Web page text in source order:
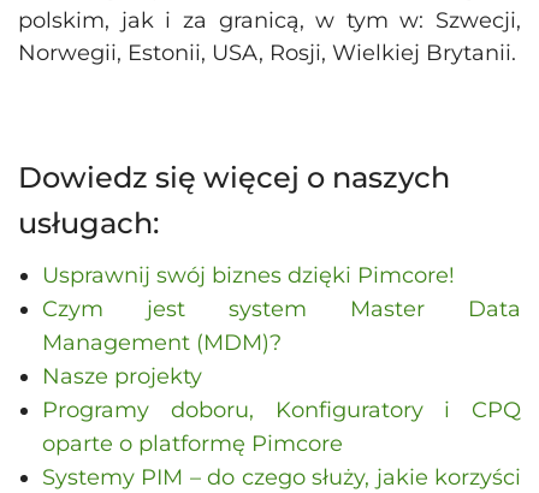
polskim, jak i za granicą, w tym w: Szwecji,
Norwegii, Estonii, USA, Rosji, Wielkiej Brytanii.
Dowiedz się więcej o naszych
usługach:
Usprawnij swój biznes dzięki Pimcore!
Czym jest system Master Data
Management (MDM)?
Nasze projekty
Programy doboru, Konfiguratory i CPQ
oparte o platformę Pimcore
Systemy PIM – do czego służy, jakie korzyści